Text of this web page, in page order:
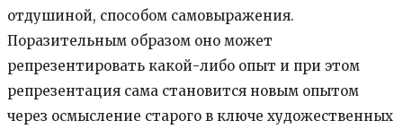
отдушиной, способом самовыражения.
Поразительным образом оно может
репрезентировать какой-либо опыт и при этом
репрезентация сама становится новым опытом
через осмысление старого в ключе художественных